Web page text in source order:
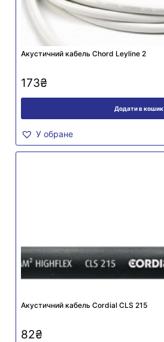
Акустичний кабель Chord Leyline 2
173₴
Додати в кошик
У обране
Акустичний кабель Cordial CLS 215
82₴